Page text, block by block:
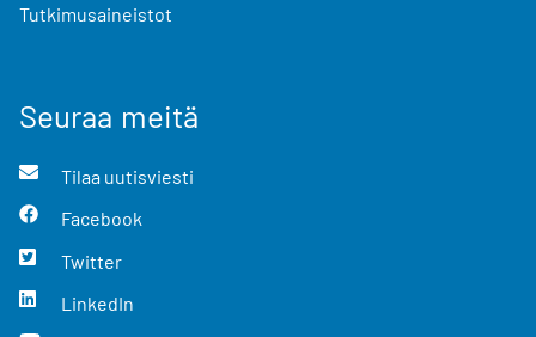
Tutkimusaineistot
Seuraa meitä
Tilaa uutisviesti
Facebook
Twitter
LinkedIn